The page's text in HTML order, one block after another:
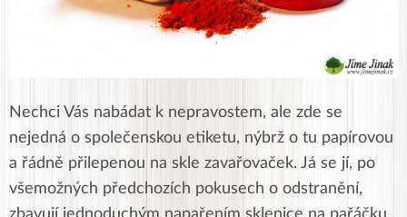
Nechci Vás nabádat k nepravostem, ale zde se
nejedná o společenskou etiketu, nýbrž o tu papírovou
a řádně přilepenou na skle zavařovaček. Já se jí, po
všemožných předchozích pokusech o odstranění,